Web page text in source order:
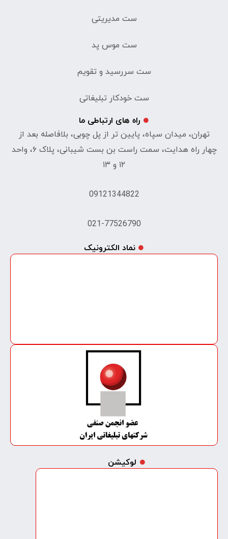
ست مدیریتی
ست موس پد
ست سررسید و تقویم
ست خودکار تبلیغاتی
راه های ارتباطی ما
تهران، میدان سپاه، پایین تر از پل چوبی، بلافاصله بعد از
چهار راه هدایت، سمت راست بن بست شیبانی، پلاک ۶، واحد
۱۲ و ۱۳
09121344822
021-77526790
نماد الکترونیک
لوکیشن